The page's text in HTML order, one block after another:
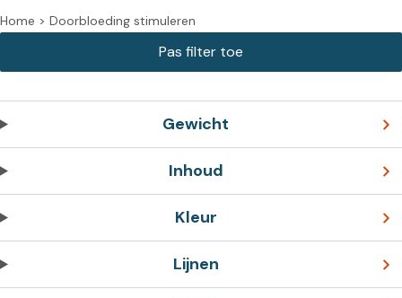
Home > Doorbloeding stimuleren
Gewicht
Inhoud
Kleur
Lijnen